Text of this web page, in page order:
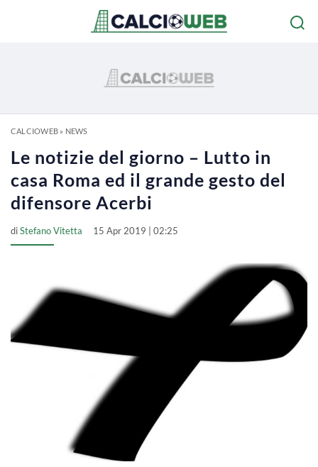
CALCIOWEB» NEWS
Le notizie del giorno – Lutto in
casa Roma ed il grande gesto del
difensore Acerbi
diStefano Vitetta 15 Apr 2019 | 02:25